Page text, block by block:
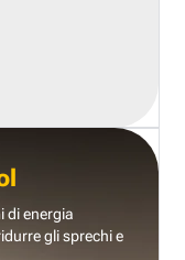
di energia
gli sprechi e